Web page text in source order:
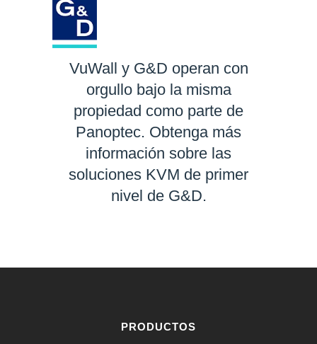
VuWall y G&D operan con
orgullo bajo la misma
propiedad como parte de
Panoptec. Obtenga más
información sobre las
soluciones KVM de primer
nivel de G&D.
PRODUCTOS